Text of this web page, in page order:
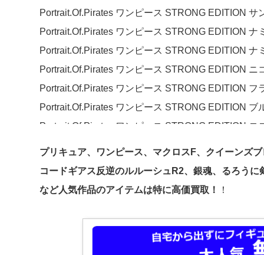
エクセレントモデル RAHDX ガンダム・アーカイ
エクセレントモデル RAHDX ガンダム・アーカイ
エクセレントモデル RAHDX ガンダム・アーカイ
エクセレントモデル RAHDX ガンダム・アーカイ
エクセレントモデル RAHDX ガンダム・アーカイ
エクセレントモデル RAHDX ガンダム・アーカイブ
エクセレントモデル RAHDX ガンダム・アーカイブ
エクセレントモデル RAHDX ガンダム・アーカイ
エクセレントモデル RAHDX 銀色のオリンシス セレ
エクセレントモデル RAHDX 銀色のオリンシス テア
エクセレントモデル RAHDXG.A.NEO カテジナ・ル
エクセレントモデル RAHDXG.A.NEO ドズル・ザビ
Portrait.Of.Pirates ワンピース STRONG EDITION サ
Portrait.Of.Pirates ワンピース STRONG EDITION ナ
Portrait.Of.Pirates ワンピース STRONG EDITION ナ
Portrait.Of.Pirates ワンピース STRONG EDITION ニ
Portrait.Of.Pirates ワンピース STRONG EDITION フ
Portrait.Of.Pirates ワンピース STRONG EDITION ブ
Portrait.Of.Pirates ワンピース STRONG EDITION ロ
Portrait.Of.Pirates ワンピース STRONG EDITION ロ
Portrait.Of.Pirates ワンピース”STRONG EDITION”
Portrait.Of.Pirates ワンピース”STRONG EDITION”
Portrait.Of.Pirates ワンピースシリーズ NEO-DX 花
Portrait.Of.Pirates ワンピースシリーズ NEO-DX 海
プリキュア、ワンピース、マクロスF、クイーンズ
コードギアス反逆のルルーシュR2、銀魂、るろう
など人気作品のアイテムは特に高価買取！
！